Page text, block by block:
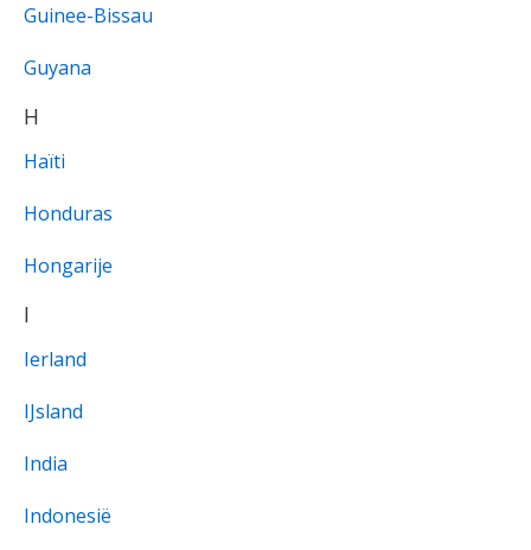
Guinee-Bissau
Guyana
H
Haïti
Honduras
Hongarije
I
Ierland
IJsland
India
Indonesië